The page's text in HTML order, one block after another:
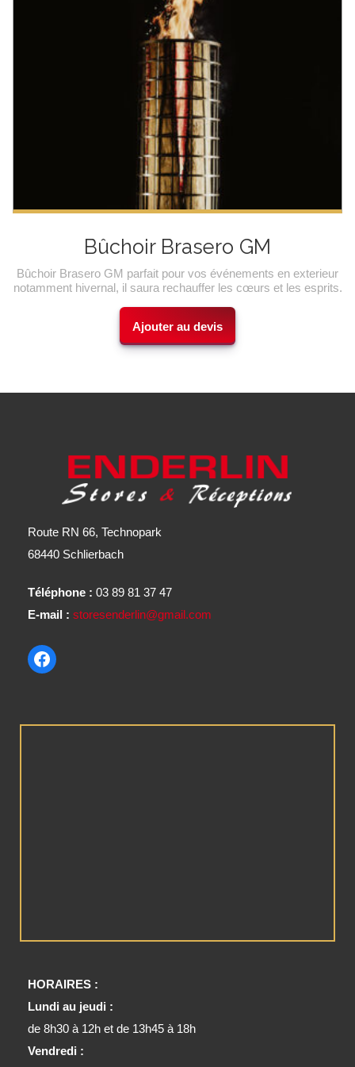
Bûchoir Brasero GM
Bûchoir Brasero GM parfait pour vos événements en exterieur
notamment hivernal, il saura rechauffer les cœurs et les esprits.
Ajouter au devis
Route RN 66, Technopark
68440 Schlierbach
Téléphone : 03 89 81 37 47
E-mail : storesenderlin@gmail.com
Facebook
HORAIRES :
Lundi au jeudi :
de 8h30 à 12h et de 13h45 à 18h
Vendredi :